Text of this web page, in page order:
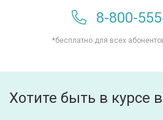
8-800-
*бесплатно для всех
Хотите быть в курсе